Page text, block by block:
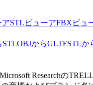
アSTLビューアFBXビュ
STLOBJからGLTFSTLか
Researchの